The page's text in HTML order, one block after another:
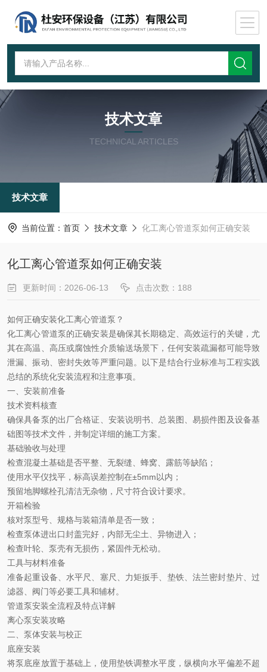
技术文章
TECHNICAL ARTICLES
技术文章
当前位置： 首页 技术文章 化工离心管道泵如何正确安装
化工离心管道泵如何正确安装
更新时间：2026-06-13 点击次数：188
如何正确安装化工离心管道泵？
化工离心管道泵的正确安装是确保其长期稳定、高效运行的关键，尤
其在高温、高压或腐蚀性介质输送场景下，任何安装疏漏都可能导致
泄漏、振动、密封失效等严重问题。以下是结合行业标准与工程实践
总结的系统化安装流程和注意事项。
一、安装前准备
技术资料核查
确保具备泵的出厂合格证、安装说明书、总装图、易损件图及设备基
础图等技术文件，并制定详细的施工方案。
基础验收与处理
检查混凝土基础是否平整、无裂缝、蜂窝、露筋等缺陷；
使用水平仪找平，标高误差控制在±5mm以内；
预留地脚螺栓孔清洁无杂物，尺寸符合设计要求。
开箱检验
核对泵型号、规格与装箱清单是否一致；
检查泵体进出口封盖完好，内部无尘土、异物进入；
检查叶轮、泵壳有无损伤，紧固件无松动。
工具与材料准备
准备起重设备、水平尺、塞尺、力矩扳手、垫铁、法兰密封垫片、过
滤器、阀门等必要工具和辅材。
管道泵安装全流程及特点详解
离心泵安装攻略
二、泵体安装与校正
底座安装
将泵底座放置于基础上，使用垫铁调整水平度，纵横向水平偏差不超